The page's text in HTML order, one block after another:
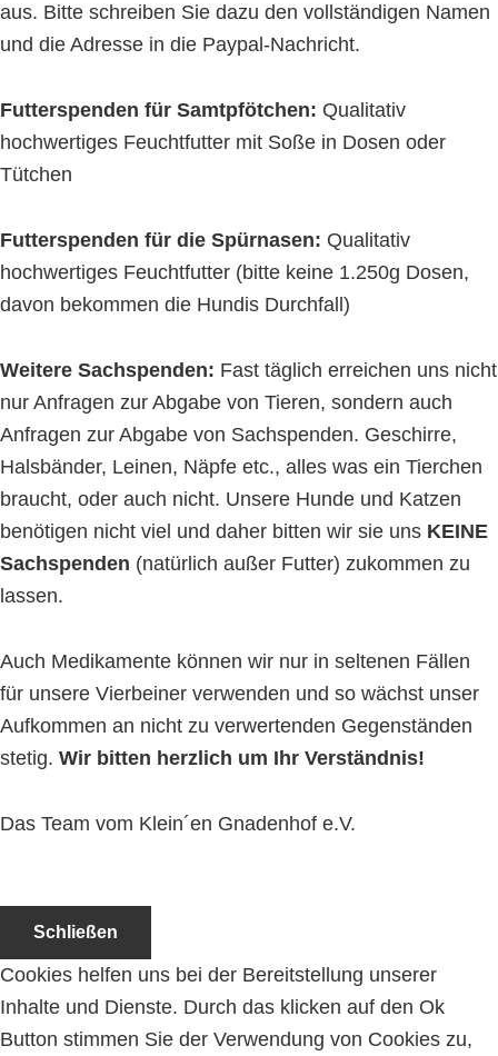
aus. Bitte schreiben Sie dazu den vollständigen Namen
und die Adresse in die Paypal-Nachricht.
Futterspenden für Samtpfötchen: Qualitativ
hochwertiges Feuchtfutter mit Soße in Dosen oder
Tütchen
Futterspenden für die Spürnasen: Qualitativ
hochwertiges Feuchtfutter (bitte keine 1.250g Dosen,
davon bekommen die Hundis Durchfall)
Weitere Sachspenden: Fast täglich erreichen uns nicht
nur Anfragen zur Abgabe von Tieren, sondern auch
Anfragen zur Abgabe von Sachspenden. Geschirre,
Halsbänder, Leinen, Näpfe etc., alles was ein Tierchen
braucht, oder auch nicht. Unsere Hunde und Katzen
benötigen nicht viel und daher bitten wir sie uns KEINE
Sachspenden (natürlich außer Futter) zukommen zu
lassen.
Auch Medikamente können wir nur in seltenen Fällen
für unsere Vierbeiner verwenden und so wächst unser
Aufkommen an nicht zu verwertenden Gegenständen
stetig. Wir bitten herzlich um Ihr Verständnis!
Das Team vom Klein´en Gnadenhof e.V.
Schließen
Cookies helfen uns bei der Bereitstellung unserer
Inhalte und Dienste. Durch das klicken auf den Ok
Button stimmen Sie der Verwendung von Cookies zu,